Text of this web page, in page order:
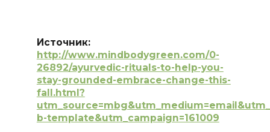
Источник:
http://www.mindbodygreen.com/0-
26892/ayurvedic-rituals-to-help-you-
stay-grounded-embrace-change-this-
fall.html?
b-template&utm_campaign=161009